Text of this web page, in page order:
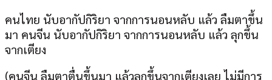
คนไทย นับอากัปกิริยา จากการนอนหลับ แล้ว ลืมตาขึ้น
มา คนจีน นับอากัปกิริยา จากการนอนหลับ แล้ว ลุกขึ้น
จากเตียง
(คนจีน ลืมตาตื่นขึ้นมา แล้วลุกขึ้นจากเตียงเลย ไม่มีการ